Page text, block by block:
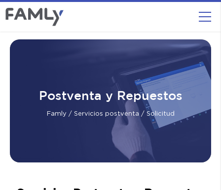
Postventa y Repuestos
Famly / Servicios postventa / Solicitud